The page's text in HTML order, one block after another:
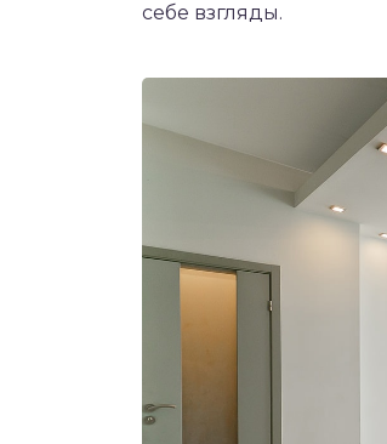
себе взгляды.